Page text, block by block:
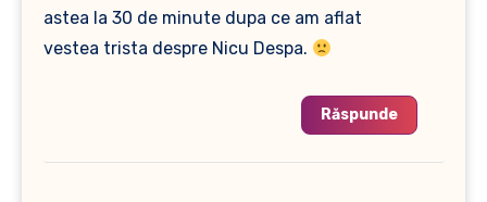
astea la 30 de minute dupa ce am aflat
vestea trista despre Nicu Despa.
Răspunde